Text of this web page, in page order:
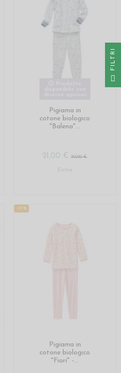
Pigiama in
cotone biologico
"Balena"...
21,00 €30,00 €
Entra
-25%
Pigiama in
cotone biologico
"Fiori" -...
I